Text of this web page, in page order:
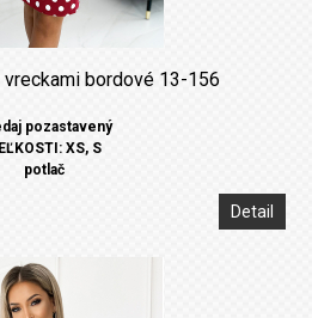
bordové 13-156
pozastavený
XS, S
potlač
Detail